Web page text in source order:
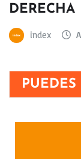
DERECHA
index